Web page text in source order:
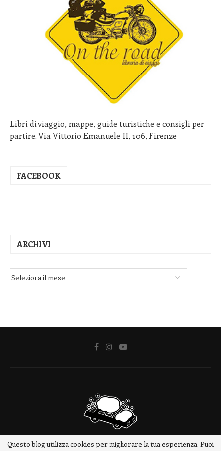
Libri di viaggio, mappe, guide turistiche e consigli per
partire. Via Vittorio Emanuele II, 106, Firenze
FACEBOOK
ARCHIVI
Questo blog utilizza cookies per migliorare la tua esperienza. Puoi